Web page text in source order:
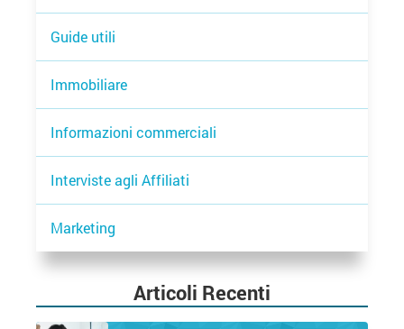
Guide utili
Immobiliare
Informazioni commerciali
Interviste agli Affiliati
Marketing
Articoli Recenti